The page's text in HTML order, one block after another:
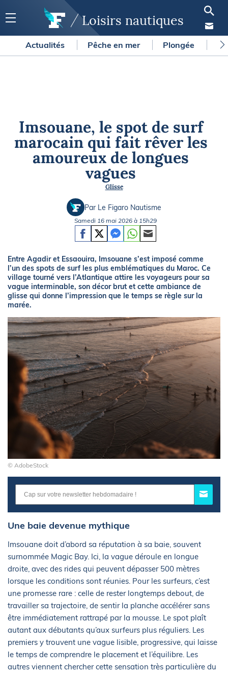
Loisirs nautiques
Actualités Pêche en mer Plongée
Imsouane, le spot de surf
marocain qui fait rêver les
amoureux de longues
vagues
Glisse
Par Le Figaro Nautisme
Samedi 16 mai 2026 à 15h29
Entre Agadir et Essaouira, Imsouane s’est imposé comme
l’un des spots de surf les plus emblématiques du Maroc. Ce
village tourné vers l’Atlantique attire les voyageurs pour sa
vague interminable, son décor brut et cette ambiance de
glisse qui donne l’impression que le temps se règle sur la
marée.
© AdobeStock
Une baie devenue mythique
Imsouane doit d’abord sa réputation à sa baie, souvent
surnommée Magic Bay. Ici, la vague déroule en longue
droite, avec des rides qui peuvent dépasser 500 mètres
lorsque les conditions sont réunies. Pour les surfeurs, c’est
une promesse rare : celle de rester longtemps debout, de
travailler sa trajectoire, de sentir la planche accélérer sans
être immédiatement rattrapé par la mousse. Le spot plaît
autant aux débutants qu’aux surfeurs plus réguliers. Les
premiers y trouvent une vague lisible, progressive, qui laisse
le temps de comprendre le placement et l’équilibre. Les
autres viennent chercher cette sensation très particulière du